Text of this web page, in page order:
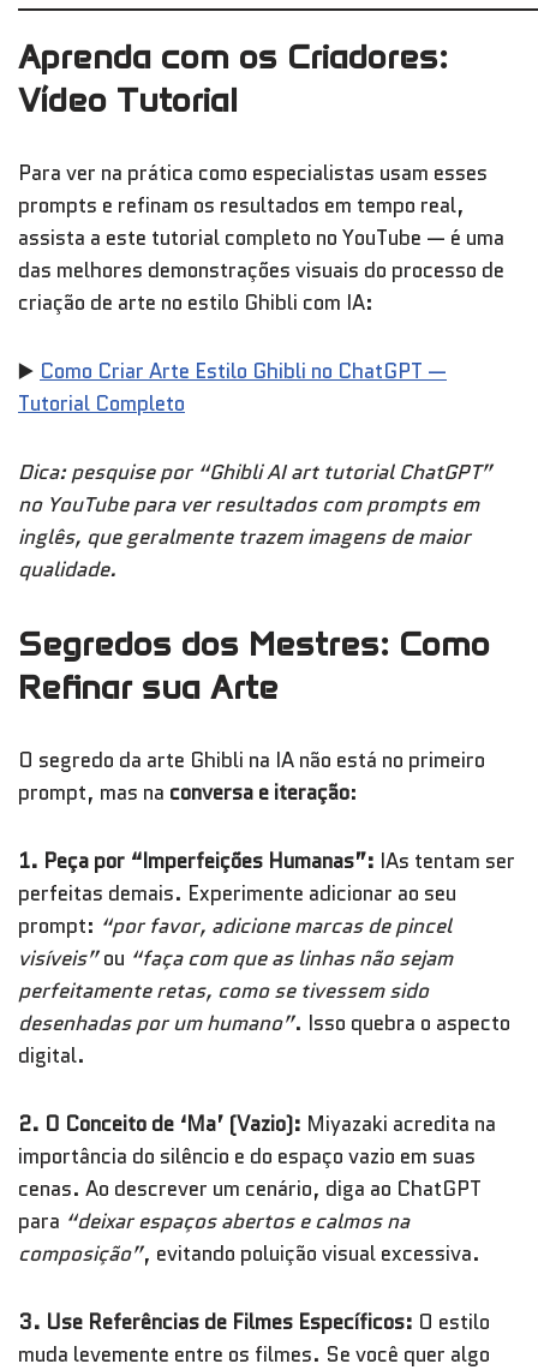
Aprenda com os Criadores:
Vídeo Tutorial
Para ver na prática como especialistas usam esses
prompts e refinam os resultados em tempo real,
assista a este tutorial completo no YouTube — é uma
das melhores demonstrações visuais do processo de
criação de arte no estilo Ghibli com IA:
▶️ Como Criar Arte Estilo Ghibli no ChatGPT —
Tutorial Completo
Dica: pesquise por “Ghibli AI art tutorial ChatGPT”
no YouTube para ver resultados com prompts em
inglês, que geralmente trazem imagens de maior
qualidade.
Segredos dos Mestres: Como
Refinar sua Arte
O segredo da arte Ghibli na IA não está no primeiro
prompt, mas na conversa e iteração:
1. Peça por “Imperfeições Humanas”: IAs tentam ser
perfeitas demais. Experimente adicionar ao seu
prompt: “por favor, adicione marcas de pincel
visíveis”ou “faça com que as linhas não sejam
perfeitamente retas, como se tivessem sido
desenhadas por um humano”. Isso quebra o aspecto
digital.
2. O Conceito de ‘Ma’ (Vazio): Miyazaki acredita na
importância do silêncio e do espaço vazio em suas
cenas. Ao descrever um cenário, diga ao ChatGPT
para “deixar espaços abertos e calmos na
composição”, evitando poluição visual excessiva.
3. Use Referências de Filmes Específicos: O estilo
muda levemente entre os filmes. Se você quer algo